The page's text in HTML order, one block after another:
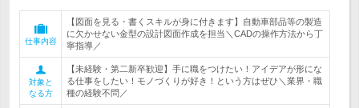
仕事内容
【図面を見る・書くスキルが身に付きます】自動車部品等の製造
に欠かせない金型の設計図面作成を担当＼CADの操作方法から丁
寧指導／
対象と
なる方
【未経験・第二新卒歓迎】手に職をつけたい！アイデアが形にな
る仕事をしたい！モノづくりが好き！という方はぜひ＼業界・職
種の経験不問／